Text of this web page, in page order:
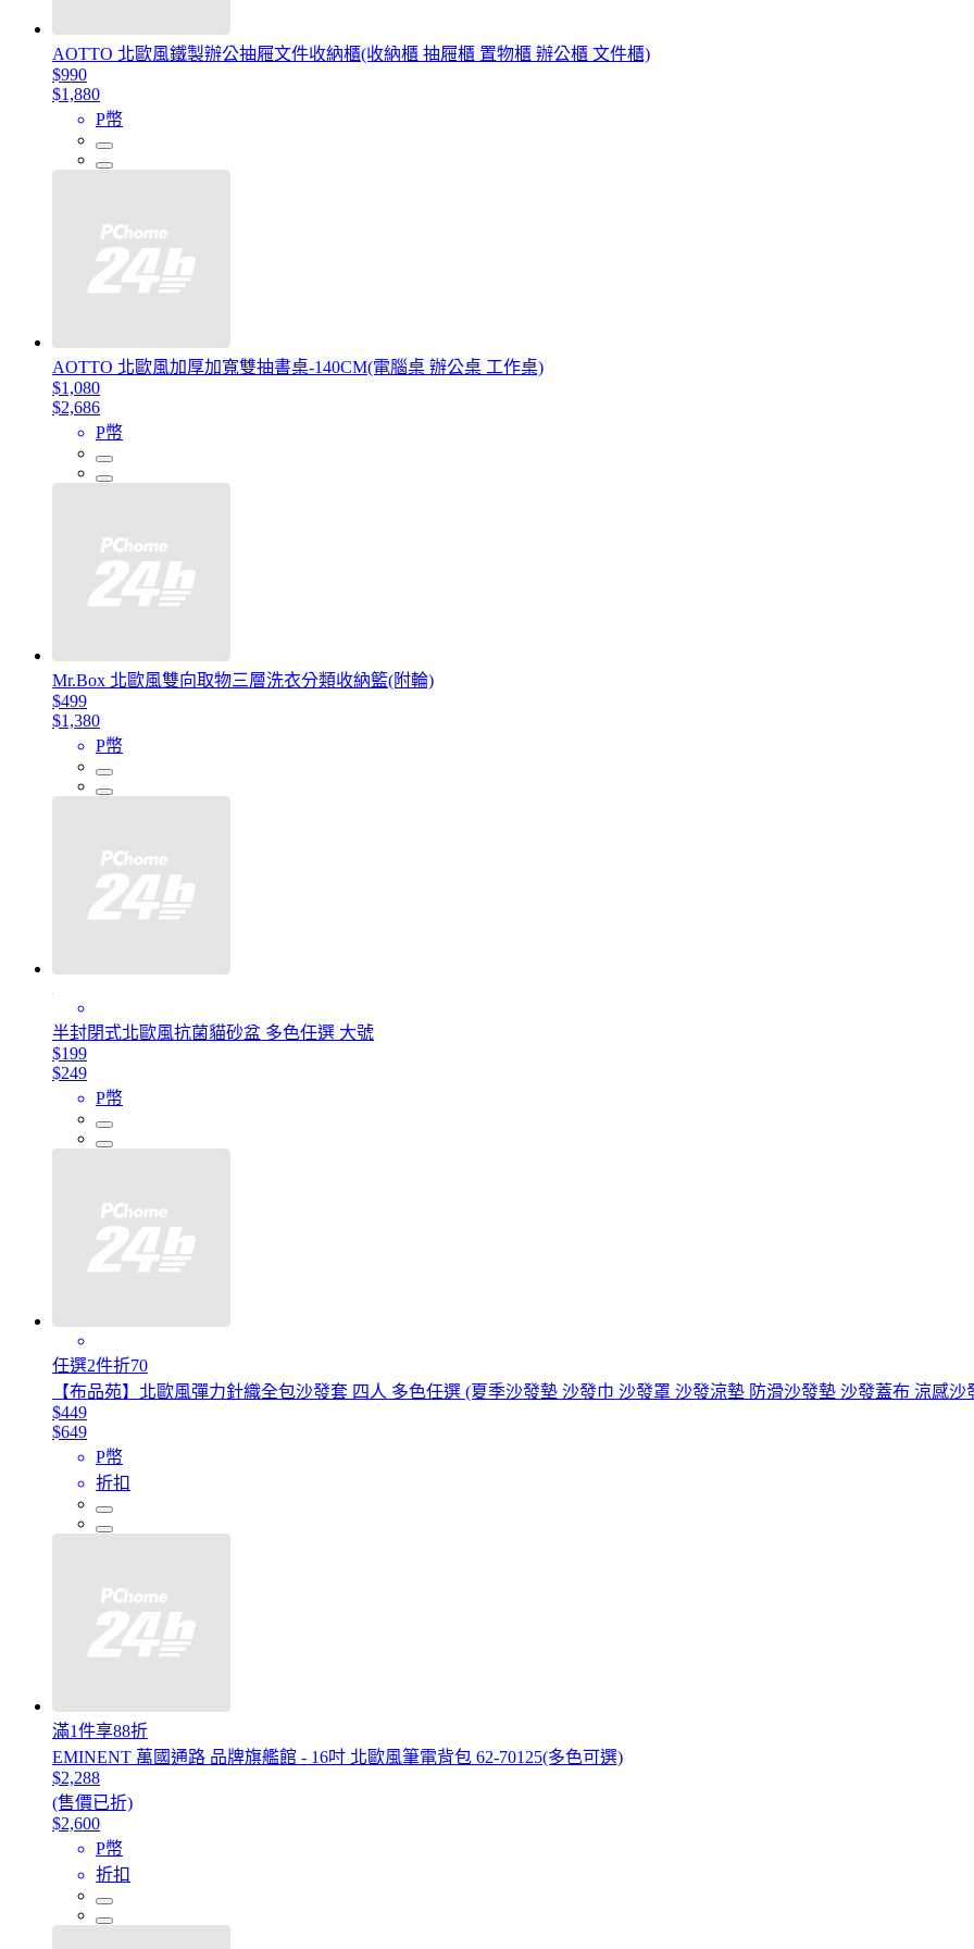
AOTTO 北歐風鐵製辦公抽屜文件收納櫃(收納櫃 抽屜櫃 置物櫃 辦公櫃 文件櫃)
$990
$1,880
P幣
AOTTO 北歐風加厚加寬雙抽書桌-140CM(電腦桌 辦公桌 工作桌)
$1,080
$2,686
P幣
Mr.Box 北歐風雙向取物三層洗衣分類收納籃(附輪)
$499
$1,380
P幣
半封閉式北歐風抗菌貓砂盆 多色任選 大號
$199
$249
P幣
任選2件折70
【布品苑】北歐風彈力針織全包沙發套 四人 多色任選 (夏季沙發墊 沙發巾 沙發罩 沙發涼墊 防滑沙發墊 沙發蓋布 涼感
$449
$649
P幣
折扣
滿1件享88折
EMINENT 萬國通路 品牌旗艦館 - 16吋 北歐風筆電背包 62-70125(多色可選)
$2,288
(售價已折)
$2,600
P幣
折扣